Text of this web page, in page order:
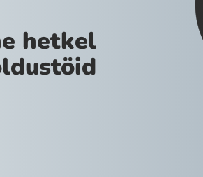
hetkel